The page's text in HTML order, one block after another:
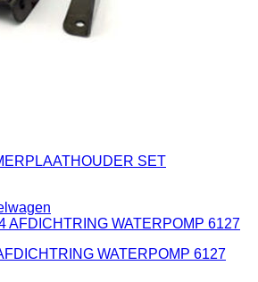
SET
WATERPOMP 6127